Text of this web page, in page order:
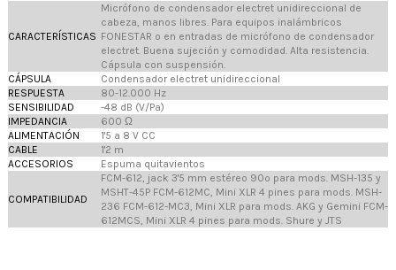
CARACTERÍSTICAS
Micrófono de condensador electret unidireccional de
cabeza, manos libres. Para equipos inalámbricos
FONESTAR o en entradas de micrófono de condensador
electret. Buena sujeción y comodidad. Alta resistencia.
Cápsula con suspensión.
CÁPSULA
Condensador electret unidireccional
RESPUESTA
80-12.000 Hz
SENSIBILIDAD
-48 dB (V/Pa)
IMPEDANCIA
600 Ω
ALIMENTACIÓN
1'5 a 8 V CC
CABLE
1'2 m
ACCESORIOS
Espuma quitavientos
COMPATIBILIDAD
FCM-612, jack 3'5 mm estéreo 90º para mods. MSH-135 y
MSHT-45P FCM-612MC, Mini XLR 4 pines para mods. MSH-
236 FCM-612-MC3, Mini XLR para mods. AKG y Gemini FCM-
612MCS, Mini XLR 4 pines para mods. Shure y JTS